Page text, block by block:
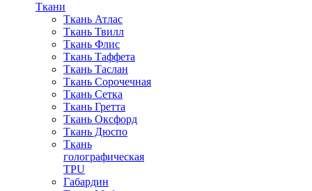
Ткани
Ткань Атлас
Ткань Твилл
Ткань Флис
Ткань Таффета
Ткань Таслан
Ткань Сорочечная
Ткань Сетка
Ткань Гретта
Ткань Оксфорд
Ткань Дюспо
Ткань
голографическая
TPU
Габардин